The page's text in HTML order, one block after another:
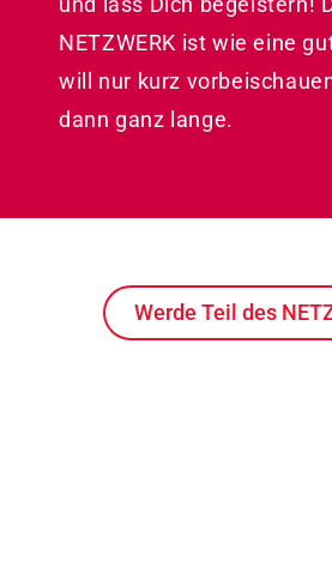
NETZWERK ist wie eine
will nur kurz
dann ganz lange.
Werde Teil des